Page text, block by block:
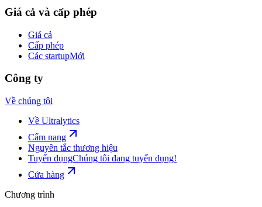
Giá cả và cấp phép
Giá cả
Cấp phép
Các startupMới
Công ty
Về chúng tôi
Về Ultralytics
Cẩm nang
Nguyên tắc thương hiệu
Tuyển dụngChúng tôi đang tuyển dụng!
Cửa hàng
Chương trình